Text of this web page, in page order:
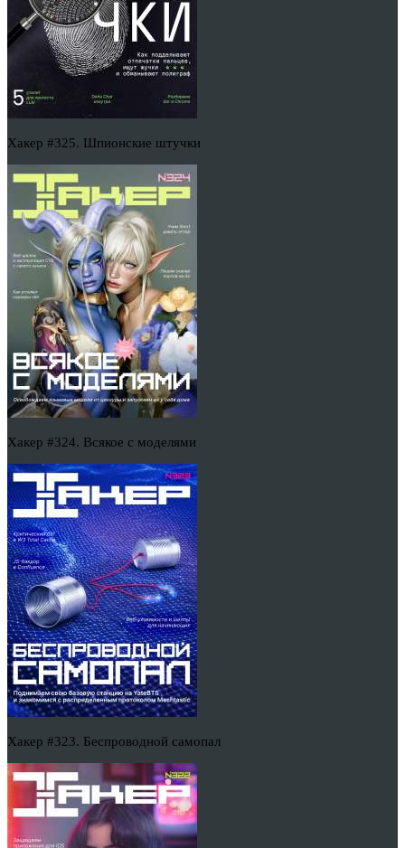
Хакер #325. Шпионские штучки
Хакер #324. Всякое с моделями
Хакер #323. Беспроводной самопал